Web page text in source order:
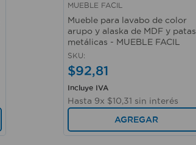
MUEBLE FACIL
Mueble para lavabo de color
arupo y alaska de MDF y patas
metálicas - MUEBLE FACIL
SKU:
$92,81
Incluye IVA
Hasta 9x $10,31 sin interés
AGREGAR